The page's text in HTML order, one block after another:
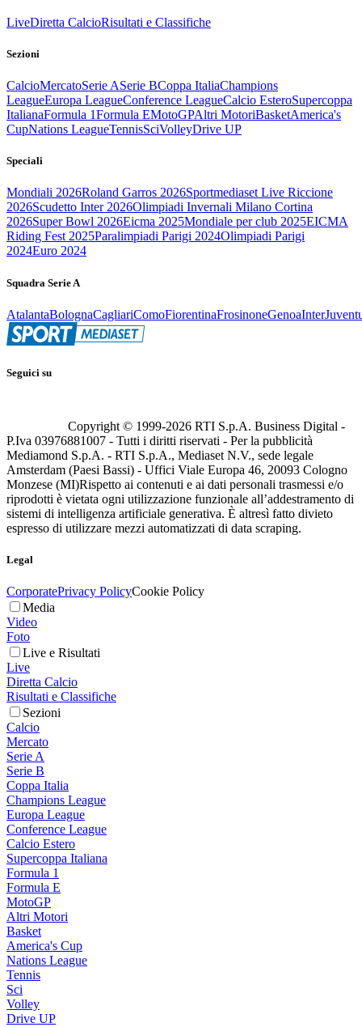
LiveDiretta CalcioRisultati e Classifiche
Sezioni
CalcioMercatoSerie ASerie BCoppa ItaliaChampions
LeagueEuropa LeagueConference LeagueCalcio EsteroSupercoppa
ItalianaFormula 1Formula EMotoGPAltri MotoriBasketAmerica's
CupNations LeagueTennisSciVolleyDrive UP
Speciali
Mondiali 2026Roland Garros 2026Sportmediaset Live Riccione
2026Scudetto Inter 2026Olimpiadi Invernali Milano Cortina
2026Super Bowl 2026Eicma 2025Mondiale per club 2025EICMA
Riding Fest 2025Paralimpiadi Parigi 2024Olimpiadi Parigi
2024Euro 2024
Squadra Serie A
AtalantaBolognaCagliariComoFiorentinaFrosinoneGenoaInter
Seguici su
Copyright © 1999-2026 RTI S.p.A. Business Digital -
P.Iva 03976881007 - Tutti i diritti riservati - Per la pubblicità
Mediamond S.p.A. - RTI S.p.A., Mediaset N.V., sede legale
Amsterdam (Paesi Bassi) - Uffici Viale Europa 46, 20093 Cologno
Monzese (MI)Rispetto ai contenuti e ai dati personali trasmessi e/o
riprodotti è vietata ogni utilizzazione funzionale all’addestramento di
sistemi di intelligenza artificiale generativa. È altresì fatto divieto
espresso di utilizzare mezzi automatizzati di data scraping.
Legal
CorporatePrivacy PolicyCookie Policy
Media
Video
Foto
Live e Risultati
Live
Diretta Calcio
Risultati e Classifiche
Sezioni
Calcio
Mercato
Serie A
Serie B
Coppa Italia
Champions League
Europa League
Conference League
Calcio Estero
Supercoppa Italiana
Formula 1
Formula E
MotoGP
Altri Motori
Basket
America's Cup
Nations League
Tennis
Sci
Volley
Drive UP